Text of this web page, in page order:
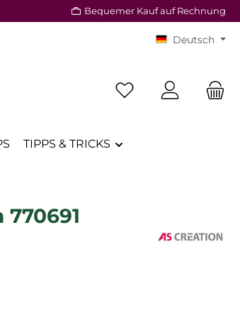
Bequemer Kauf auf Rechnung
Deutsch
Du hast 0 Produkte
TIPPS & TRICKS